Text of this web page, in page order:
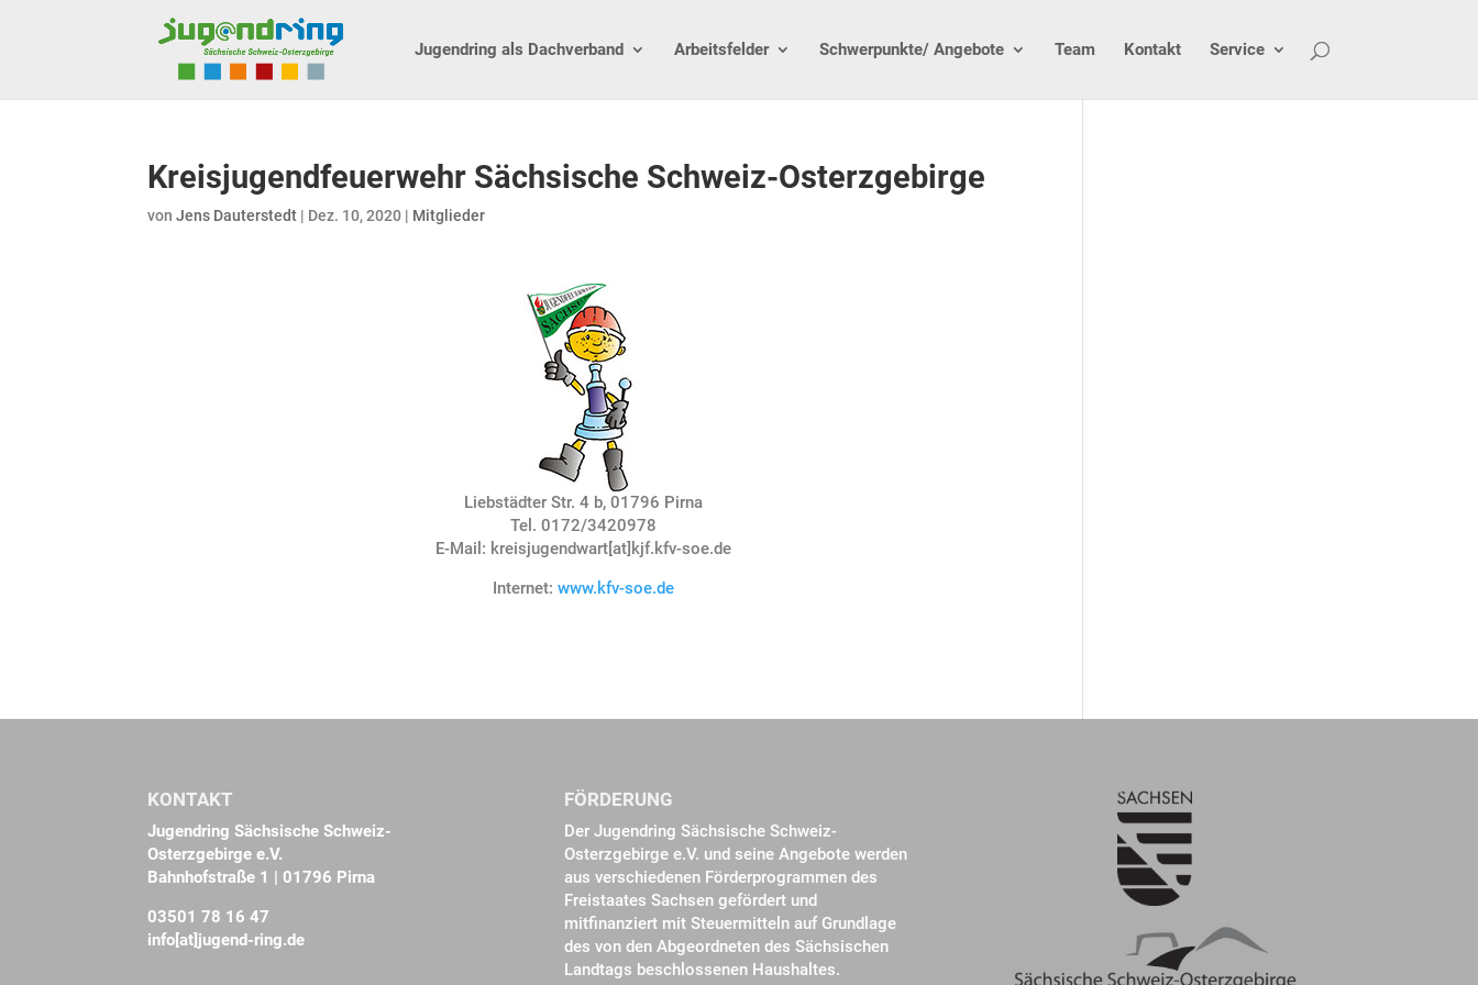
Jugendring als Dachverband Arbeitsfelder Schwerpunkte/ Angebote Team Kontakt Service
Kreisjugendfeuerwehr Sächsische Schweiz-Osterzgebirge
vonJens Dauterstedt | Dez. 10, 2020 | Mitglieder
Liebstädter Str. 4 b, 01796 Pirna
Tel. 0172/3420978
E-Mail: kreisjugendwart[at]kjf.kfv-soe.de
Internet: www.kfv-soe.de
KONTAKT
Jugendring Sächsische Schweiz-
Osterzgebirge e.V.
Bahnhofstraße 1 | 01796 Pirna
03501 78 16 47
info[at]jugend-ring.de
FÖRDERUNG
Der Jugendring Sächsische Schweiz-
Osterzgebirge e.V. und seine Angebote werden
aus verschiedenen Förderprogrammen des
Freistaates Sachsen gefördert und
mitfinanziert mit Steuermitteln auf Grundlage
des von den Abgeordneten des Sächsischen
Landtags beschlossenen Haushaltes.